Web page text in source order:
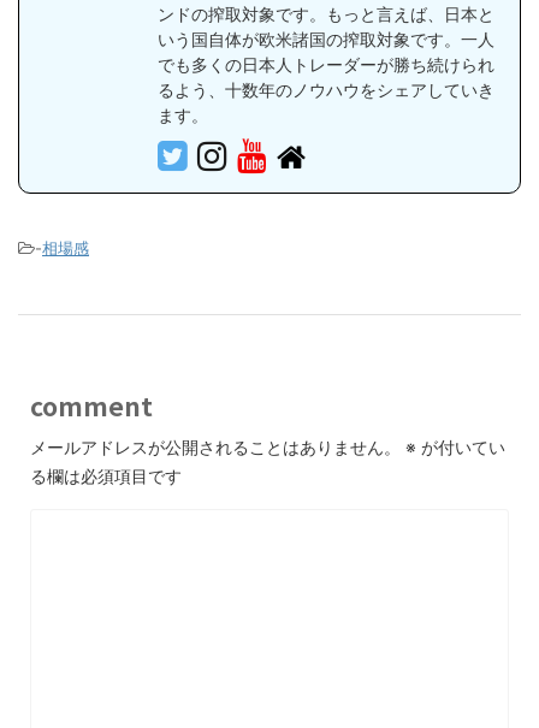
ンドの搾取対象です。もっと言えば、日本と
いう国自体が欧米諸国の搾取対象です。一人
でも多くの日本人トレーダーが勝ち続けられ
るよう、十数年のノウハウをシェアしていき
ます。
-相場感
comment
メールアドレスが公開されることはありません。 ※ が付いてい
る欄は必須項目です